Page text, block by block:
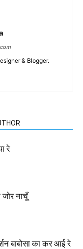
& Blogger.
रे
जोर नाचूँ
बाबोसा का कर आई रे